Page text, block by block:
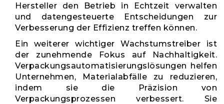
Hersteller den Betrieb in Echtzeit verwalten
und datengesteuerte Entscheidungen zur
Verbesserung der Effizienz treffen können.
Ein weiterer wichtiger Wachstumstreiber ist
der zunehmende Fokus auf Nachhaltigkeit.
Verpackungsautomatisierungslösungen helfen
Unternehmen, Materialabfälle zu reduzieren,
indem sie die Präzision von
Verpackungsprozessen verbessert. Sie